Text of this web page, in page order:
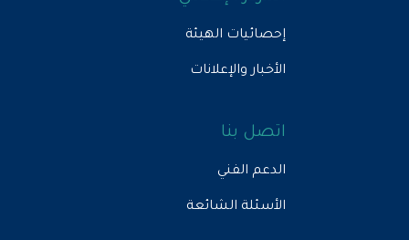
إحصائيات الهيئة
الأخبار والإعلانات
اتصل بنا
الدعم الفني
الأسئلة الشائعة